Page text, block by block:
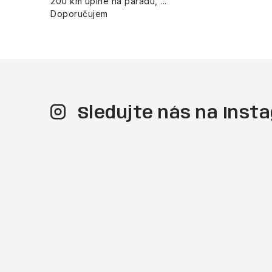
Doporučujem
Sledujte nás na